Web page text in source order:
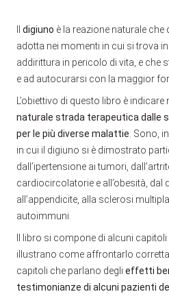
digiuno è la reazione naturale
adotta nei momenti in cui si trova
addirittura in pericolo di vita, e che
e ad autocurarsi con la maggior
L’obiettivo di questo libro è indicare
naturale strada terapeutica dalle
per le più diverse malattie . Sono,
in cui il digiuno si è dimostrato
dall’ipertensione ai tumori,
cardiocircolatorie e all’obesità, dal
all’appendicite, alla sclerosi
autoimmuni.
Il libro si compone di alcuni
illustrano come affrontarlo
capitoli che parlano degli effetti
testimonianze di alcuni pazienti